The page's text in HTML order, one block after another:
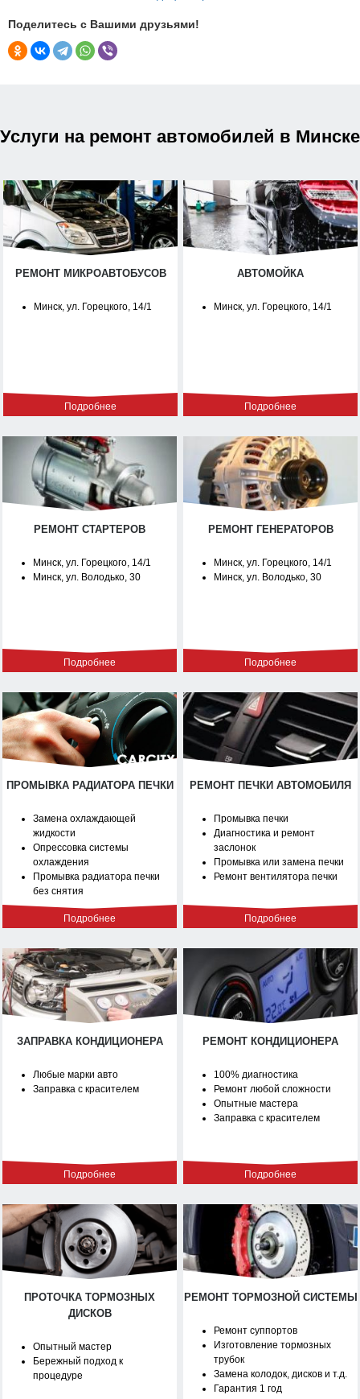
Поделитесь с Вашими друзьями!
Услуги на ремонт автомобилей в Минске
РЕМОНТ МИКРОАВТОБУСОВ
Минск, ул. Горецкого, 14/1
Подробнее
АВТОМОЙКА
Минск, ул. Горецкого, 14/1
Подробнее
РЕМОНТ СТАРТЕРОВ
Минск, ул. Горецкого, 14/1
Минск, ул. Володько, 30
Подробнее
РЕМОНТ ГЕНЕРАТОРОВ
Минск, ул. Горецкого, 14/1
Минск, ул. Володько, 30
Подробнее
ПРОМЫВКА РАДИАТОРА ПЕЧКИ
Замена охлаждающей
жидкости
Опрессовка системы
охлаждения
Промывка радиатора печки
без снятия
Подробнее
РЕМОНТ ПЕЧКИ АВТОМОБИЛЯ
Промывка печки
Диагностика и ремонт
заслонок
Промывка или замена печки
Ремонт вентилятора печки
Подробнее
ЗАПРАВКА КОНДИЦИОНЕРА
Любые марки авто
Заправка с красителем
Подробнее
РЕМОНТ КОНДИЦИОНЕРА
100% диагностика
Ремонт любой сложности
Опытные мастера
Заправка с красителем
Подробнее
ПРОТОЧКА ТОРМОЗНЫХ
ДИСКОВ
Опытный мастер
Бережный подход к
процедуре
РЕМОНТ ТОРМОЗНОЙ СИСТЕМЫ
Ремонт суппортов
Изготовление тормозных
трубок
Замена колодок, дисков и т.д.
Гарантия 1 год